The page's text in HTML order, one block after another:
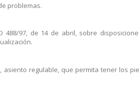
problemas.
97, de 14 de abril, sobre
regulable, que permita tener los